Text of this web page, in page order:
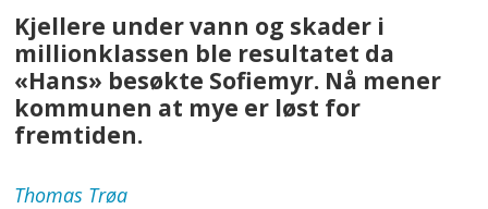
Kjellere under vann og skader i
millionklassen ble resultatet da
«Hans» besøkte Sofiemyr. Nå mener
kommunen at mye er løst for
fremtiden.
Thomas Trøa